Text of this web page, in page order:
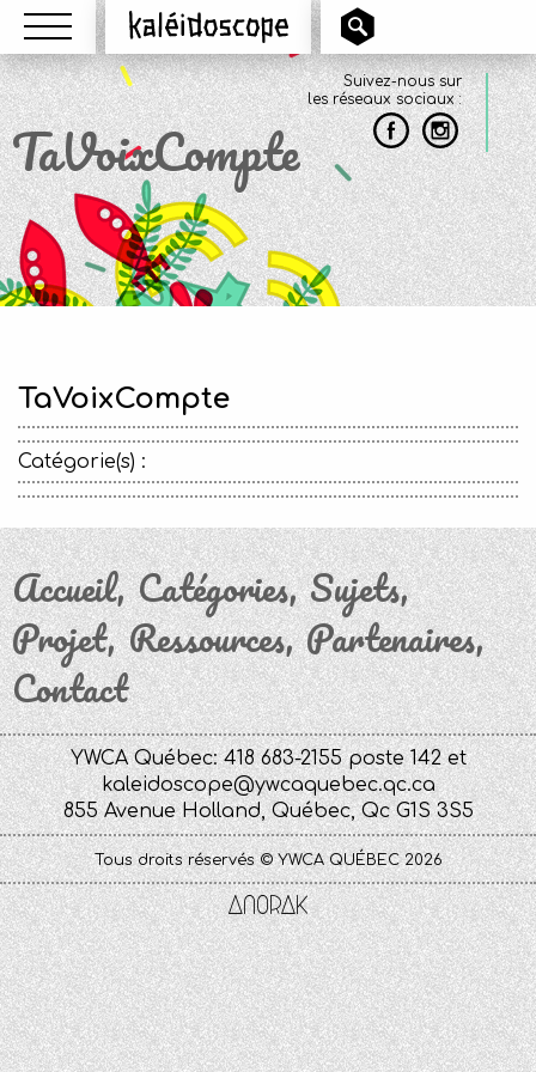
Menu Kaléidoscope
Suivez-nous sur
les réseaux sociaux :
TaVoixCompte
TaVoixCompte
Catégorie(s) :
Accueil Catégories Sujets
Projet Ressources Partenaires
Contact
YWCA Québec: 418 683-2155 poste 142 et
kaleidoscope@ywcaquebec.qc.ca
855 Avenue Holland, Québec, Qc G1S 3S5
Tous droits réservés © YWCA QUÉBEC 2026
Anorak
Studio